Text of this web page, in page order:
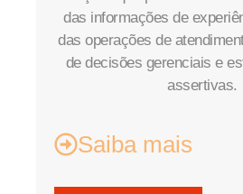
das informações de
das operações de
de decisões gerenciais e
assertivas.
Saiba mais